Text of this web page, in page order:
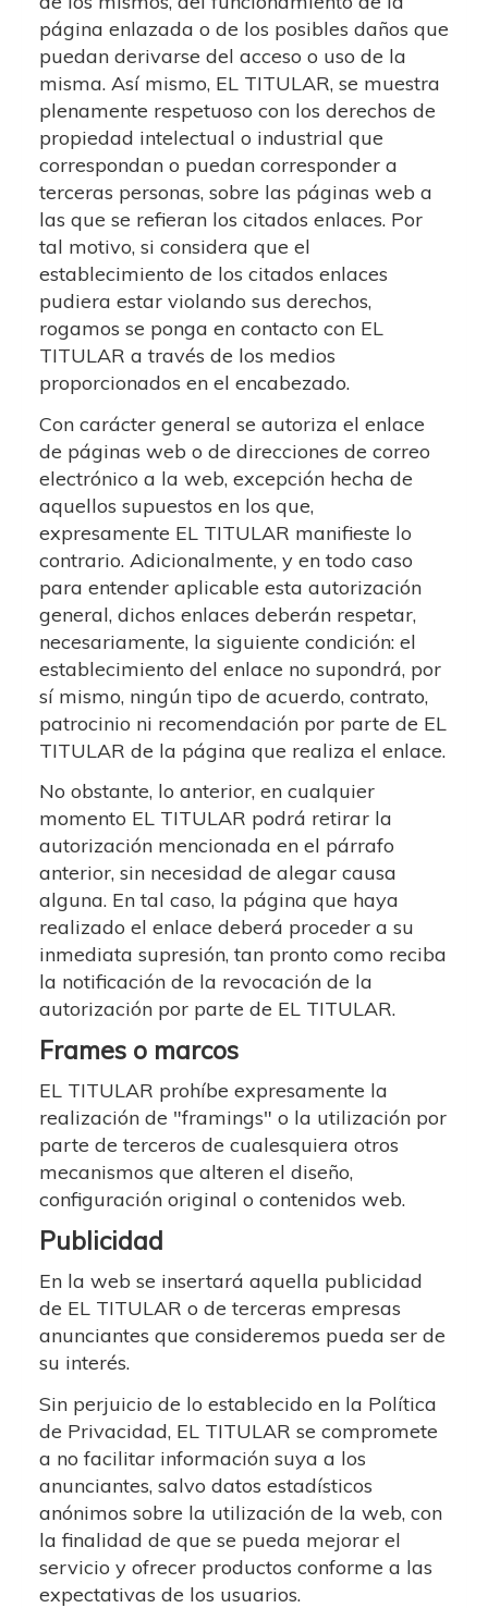
página enlazada o de los posibles daños que
puedan derivarse del acceso o uso de la
misma. Así mismo, EL TITULAR, se muestra
plenamente respetuoso con los derechos de
propiedad intelectual o industrial que
correspondan o puedan corresponder a
terceras personas, sobre las páginas web a
las que se refieran los citados enlaces. Por
tal motivo, si considera que el
establecimiento de los citados enlaces
pudiera estar violando sus derechos,
rogamos se ponga en contacto con EL
TITULAR a través de los medios
proporcionados en el encabezado.
Con carácter general se autoriza el enlace
de páginas web o de direcciones de correo
electrónico a la web, excepción hecha de
aquellos supuestos en los que,
expresamente EL TITULAR manifieste lo
contrario. Adicionalmente, y en todo caso
para entender aplicable esta autorización
general, dichos enlaces deberán respetar,
necesariamente, la siguiente condición: el
establecimiento del enlace no supondrá, por
sí mismo, ningún tipo de acuerdo, contrato,
patrocinio ni recomendación por parte de EL
TITULAR de la página que realiza el enlace.
No obstante, lo anterior, en cualquier
momento EL TITULAR podrá retirar la
autorización mencionada en el párrafo
anterior, sin necesidad de alegar causa
alguna. En tal caso, la página que haya
realizado el enlace deberá proceder a su
inmediata supresión, tan pronto como reciba
la notificación de la revocación de la
autorización por parte de EL TITULAR.
Frames o marcos
EL TITULAR prohíbe expresamente la
realización de "framings" o la utilización por
parte de terceros de cualesquiera otros
mecanismos que alteren el diseño,
configuración original o contenidos web.
Publicidad
En la web se insertará aquella publicidad
de EL TITULAR o de terceras empresas
anunciantes que consideremos pueda ser de
su interés.
Sin perjuicio de lo establecido en la Política
de Privacidad, EL TITULAR se compromete
a no facilitar información suya a los
anunciantes, salvo datos estadísticos
anónimos sobre la utilización de la web, con
la finalidad de que se pueda mejorar el
servicio y ofrecer productos conforme a las
expectativas de los usuarios.